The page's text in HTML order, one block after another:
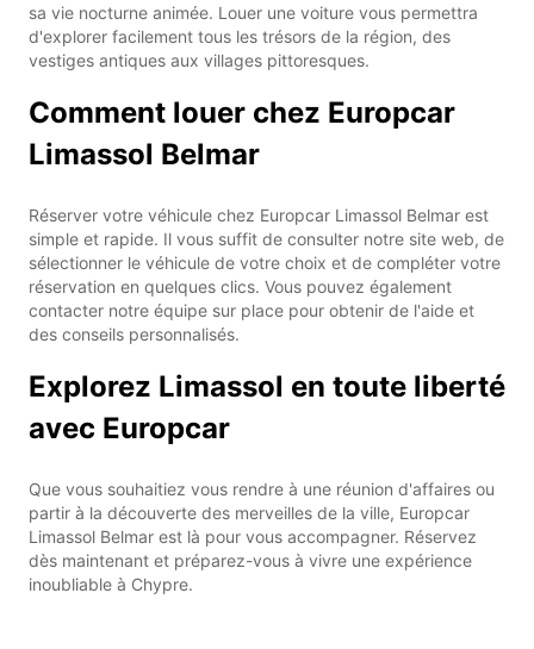
sa vie nocturne animée. Louer une voiture vous permettra
d'explorer facilement tous les trésors de la région, des
vestiges antiques aux villages pittoresques.
Comment louer chez Europcar
Limassol Belmar
Réserver votre véhicule chez Europcar Limassol Belmar est
simple et rapide. Il vous suffit de consulter notre site web, de
sélectionner le véhicule de votre choix et de compléter votre
réservation en quelques clics. Vous pouvez également
contacter notre équipe sur place pour obtenir de l'aide et
des conseils personnalisés.
Explorez Limassol en toute liberté
avec Europcar
Que vous souhaitiez vous rendre à une réunion d'affaires ou
partir à la découverte des merveilles de la ville, Europcar
Limassol Belmar est là pour vous accompagner. Réservez
dès maintenant et préparez-vous à vivre une expérience
inoubliable à Chypre.